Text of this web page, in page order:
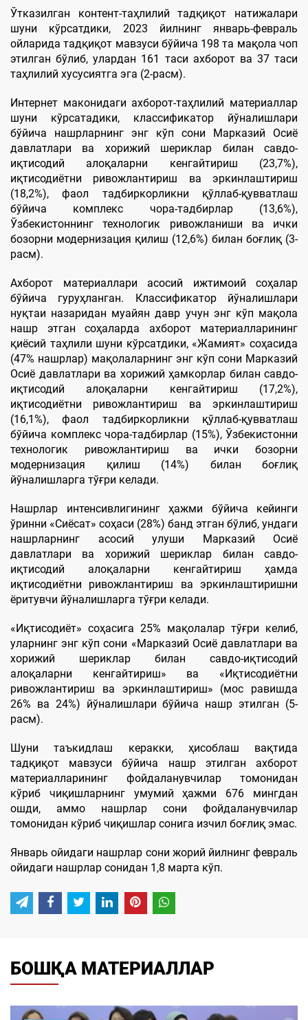
Ўтказилган контент-таҳлилий тадқиқот натижалари
шуни кўрсатдики, 2023 йилнинг январь-февраль
ойларида тадқиқот мавзуси бўйича 198 та мақола чоп
этилган бўлиб, улардан 161 таси ахборот ва 37 таси
таҳлилий хусусиятга эга (2-расм).
Интернет маконидаги ахборот-таҳлилий материаллар
шуни кўрсатадики, классификатор йўналишлари
бўйича нашрларнинг энг кўп сони Марказий Осиё
давлатлари ва хорижий шериклар билан савдо-
иқтисодий алоқаларни кенгайтириш (23,7%),
иқтисодиётни ривожлантириш ва эркинлаштириш
(18,2%), фаол тадбиркорликни қўллаб-қувватлаш
бўйича комплекс чора-тадбирлар (13,6%),
Ўзбекистоннинг технологик ривожланиши ва ички
бозорни модернизация қилиш (12,6%) билан боғлиқ (3-
расм).
Ахборот материаллари асосий ижтимоий соҳалар
бўйича гуруҳланган. Классификатор йўналишлари
нуқтаи назаридан муайян давр учун энг кўп мақола
нашр этган соҳаларда ахборот материалларининг
қиёсий таҳлили шуни кўрсатдики, «Жамият» соҳасида
(47% нашрлар) мақолаларнинг энг кўп сони Марказий
Осиё давлатлари ва хорижий ҳамкорлар билан савдо-
иқтисодий алоқаларни кенгайтириш (17,2%),
иқтисодиётни ривожлантириш ва эркинлаштириш
(16,1%), фаол тадбиркорликни қўллаб-қувватлаш
бўйича комплекс чора-тадбирлар (15%), Ўзбекистонни
технологик ривожлантириш ва ички бозорни
модернизация қилиш (14%) билан боғлиқ
йўналишларга тўғри келади.
Нашрлар интенсивлигининг ҳажми бўйича кейинги
ўринни «Сиёсат» соҳаси (28%) банд этган бўлиб, ундаги
нашрларнинг асосий улуши Марказий Осиё
давлатлари ва хорижий шериклар билан савдо-
иқтисодий алоқаларни кенгайтириш ҳамда
иқтисодиётни ривожлантириш ва эркинлаштиришни
ёритувчи йўналишларга тўғри келади.
«Иқтисодиёт» соҳасига 25% мақолалар тўғри келиб,
уларнинг энг кўп сони «Марказий Осиё давлатлари ва
хорижий шериклар билан савдо-иқтисодий
алоқаларни кенгайтириш» ва «Иқтисодиётни
ривожлантириш ва эркинлаштириш» (мос равишда
26% ва 24%) йўналишлари бўйича нашр этилган (5-
расм).
Шуни таъкидлаш керакки, ҳисоблаш вақтида
тадқиқот мавзуси бўйича нашр этилган ахборот
материалларининг фойдаланувчилар томонидан
кўриб чиқишларнинг умумий ҳажми 676 мингдан
ошди, аммо нашрлар сони фойдаланувчилар
томонидан кўриб чиқишлар сонига изчил боғлиқ эмас.
Январь ойидаги нашрлар сони жорий йилнинг февраль
ойидаги нашрлар сонидан 1,8 марта кўп.
БОШҚА МАТЕРИАЛЛАР